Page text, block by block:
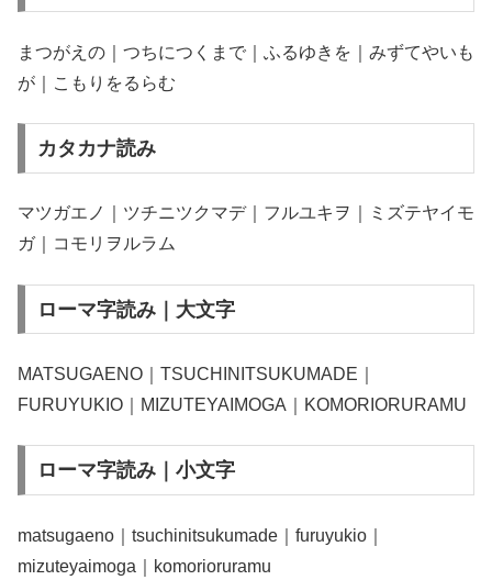
まつがえの｜つちにつくまで｜ふるゆきを｜みずてやいも
が｜こもりをるらむ
カタカナ読み
マツガエノ｜ツチニツクマデ｜フルユキヲ｜ミズテヤイモ
ガ｜コモリヲルラム
ローマ字読み｜大文字
MATSUGAENO｜TSUCHINITSUKUMADE｜
FURUYUKIO｜MIZUTEYAIMOGA｜KOMORIORURAMU
ローマ字読み｜小文字
matsugaeno｜tsuchinitsukumade｜furuyukio｜
mizuteyaimoga｜komorioruramu